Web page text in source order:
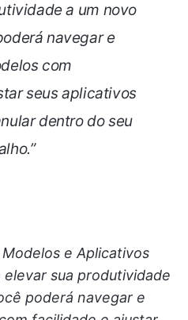
a um novo
navegar e
com
seus aplicativos
dentro do seu
e Aplicativos
sua produtividade
poderá navegar e